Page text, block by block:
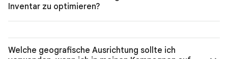
Inventar zu optimieren?
Welche geografische Ausrichtung sollte ich